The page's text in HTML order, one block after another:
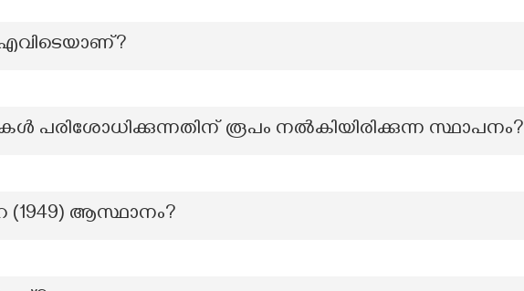
പരിശോധിക്കുന്നതിന് രൂപം നൽകിയിരിക്കുന്ന സ്ഥാപനം?
ആസ്ഥാനം?